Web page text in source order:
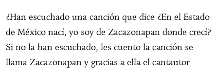
¿Han escuchado una canción que dice ¿En el Estado
de México nací, yo soy de Zacazonapan donde crecí?
Si no la han escuchado, les cuento la canción se
llama Zacazonapan y gracias a ella el cantautor